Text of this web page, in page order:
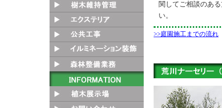
関してご相談のあ
い。
>>庭園施工までの流れ